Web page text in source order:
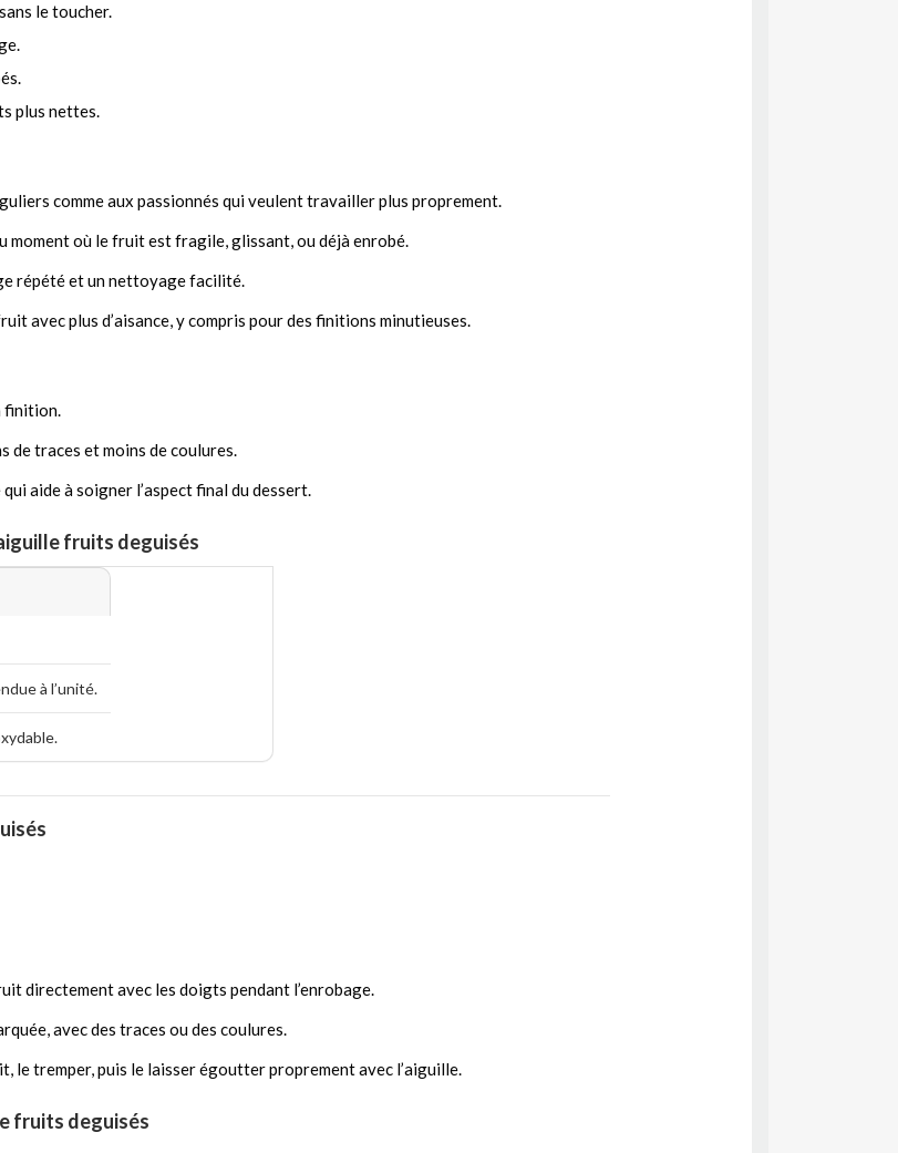
le toucher.
plus nettes.
comme aux passionnés qui veulent travailler plus proprement.
moment où le fruit est fragile, glissant, ou déjà enrobé.
répété et un nettoyage facilité.
avec plus d’aisance, y compris pour des finitions minutieuses.
finition.
de traces et moins de coulures.
aide à soigner l’aspect final du dessert.
fruits deguisés
à l’unité.
directement avec les doigts pendant l’enrobage.
avec des traces ou des coulures.
le tremper, puis le laisser égoutter proprement avec l’aiguille.
fruits deguisés